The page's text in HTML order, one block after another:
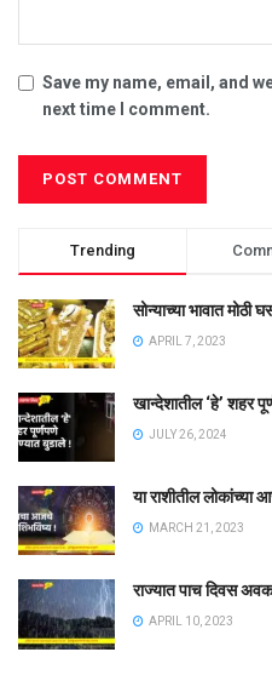
Save my name, email, and
next time I comment.
Trending
सोन्याच्या भावात मोठी
APRIL 7, 2023
खान्देशातील ‘हे’ शहर
JULY 26, 2024
या राशीतील
MARCH 21, 2023
राज्यात पाच दिवस
APRIL 10, 2023